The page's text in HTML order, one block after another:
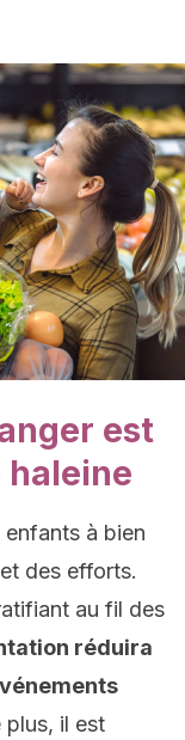
est
haleine
enfants à bien
des efforts.
au fil des
réduira
plus, il est